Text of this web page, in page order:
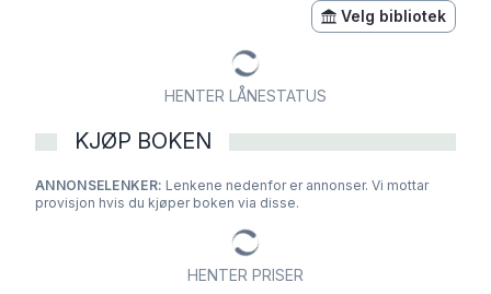
Velg bibliotek
HENTER LÅNESTATUS
KJØP BOKEN
ANNONSELENKER: Lenkene nedenfor er annonser. Vi mottar
provisjon hvis du kjøper boken via disse.
HENTER PRISER